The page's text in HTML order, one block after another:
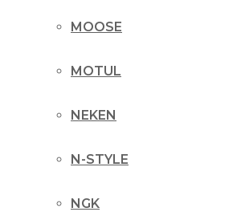
MOOSE
MOTUL
NEKEN
N-STYLE
NGK